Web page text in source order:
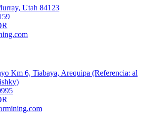
Utah 84123
Km 6, Tiabaya, Arequipa (Referencia: al